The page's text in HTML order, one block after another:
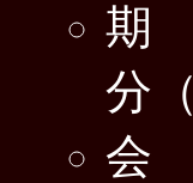
期
分
会